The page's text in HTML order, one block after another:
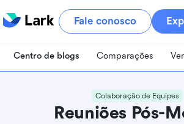
Fale conosco
Centro de blogs Comparações
Colaboração de Equipes
Reuniões Pós-